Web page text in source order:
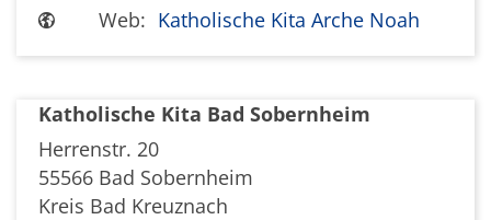
Web: Katholische Kita Arche Noah
Katholische Kita Bad Sobernheim
Herrenstr. 20
55566 Bad Sobernheim
Kreis Bad Kreuznach